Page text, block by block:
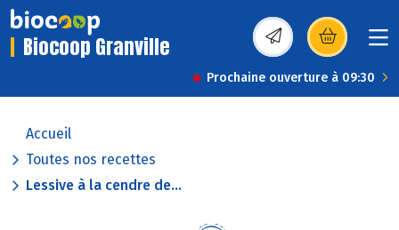
Biocoop Granville (s’ouvre dans une
Prochaine ouverture à 09:30
Accueil
Toutes nos recettes
Lessive à la cendre de...